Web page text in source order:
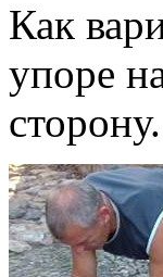
Как
упоре
сторону.